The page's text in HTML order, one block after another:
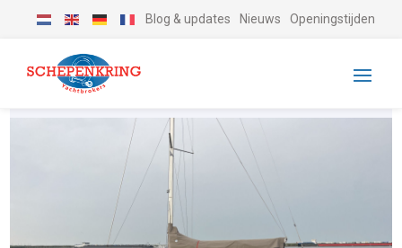
Blog & updates Nieuws Openingstijden